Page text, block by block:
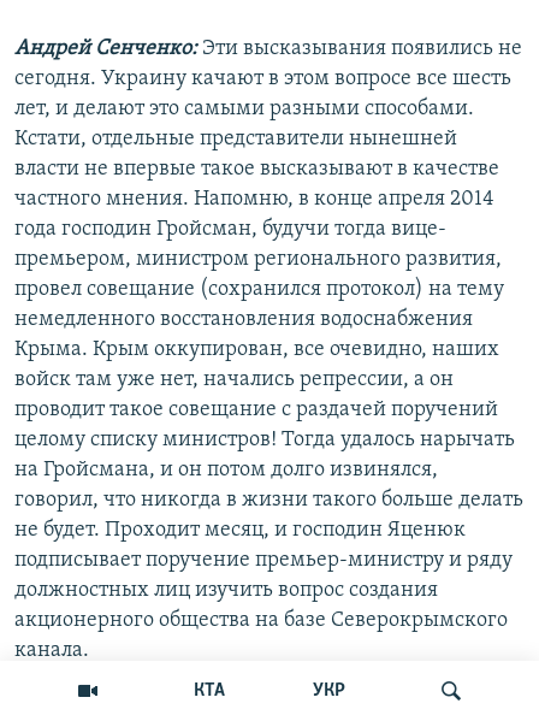
КТА УКР
Андрей Сенченко:Эти высказывания появились не
сегодня. Украину качают в этом вопросе все шесть
лет, и делают это самыми разными способами.
Кстати, отдельные представители нынешней
власти не впервые такое высказывают в качестве
частного мнения. Напомню, в конце апреля 2014
года господин Гройсман, будучи тогда вице-
премьером, министром регионального развития,
провел совещание (сохранился протокол) на тему
немедленного восстановления водоснабжения
Крыма. Крым оккупирован, все очевидно, наших
войск там уже нет, начались репрессии, а он
проводит такое совещание с раздачей поручений
целому списку министров! Тогда удалось нарычать
на Гройсмана, и он потом долго извинялся,
говорил, что никогда в жизни такого больше делать
не будет. Проходит месяц, и господин Яценюк
подписывает поручение премьер-министру и ряду
должностных лиц изучить вопрос создания
акционерного общества на базе Северокрымского
канала.